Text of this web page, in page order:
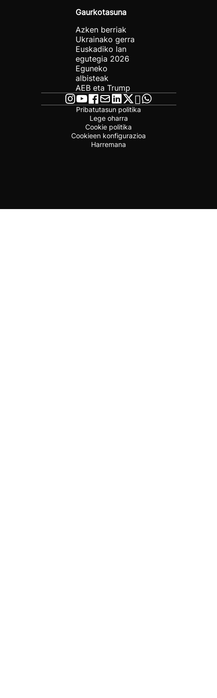
Gaurkotasuna
Azken berriak
Ukrainako gerra
Euskadiko lan
egutegia 2026
Eguneko
albisteak
AEB eta Trump
Pribatutasun politika
Lege oharra
Cookie politika
Cookieen konfigurazioa
Harremana